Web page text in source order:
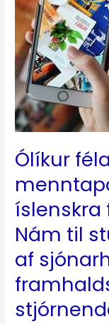
Ólíkur
íslenskra
Nám til
af
veruleiki
íslenskra
framhaldsskóla:
Nám
til
stúdentsprófs
í
20
ár
af
sjónarhóli
-
stjórnenda